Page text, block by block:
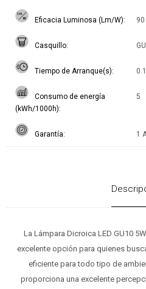
Eficacia Luminosa (Lm/W) 90
Casquillo
Tiempo de Arranque(s) 0.1
Consumo de energía
(kWh/1000h)
5
Garantía 1
La Lámpara Dicroica LED GU10
excelente opción para quienes
eficiente para todo tipo de
proporciona una excelente